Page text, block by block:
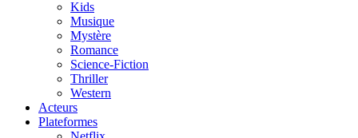
Kids
Musique
Mystère
Romance
Science-Fiction
Thriller
Western
Acteurs
Plateformes